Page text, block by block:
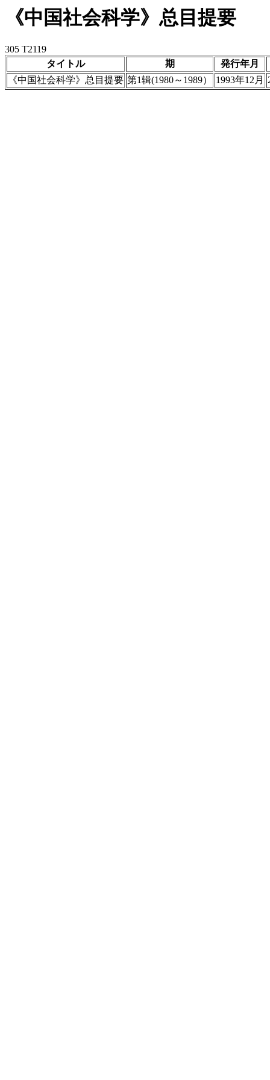
《中国社会科学》总目提要
305 T2119
タイトル
期
発行年月
《中国社会科学》总目提要 第1辑(1980～1989） 1993年12月